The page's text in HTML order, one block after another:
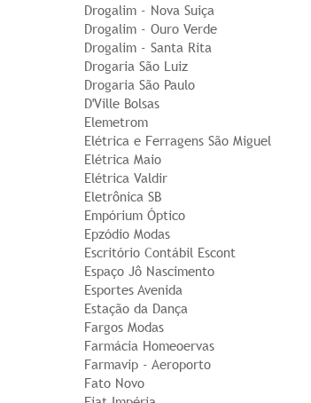
Drogalim - Nova Suiça
Drogalim - Ouro Verde
Drogalim - Santa Rita
Drogaria São Luiz
Drogaria São Paulo
D'Ville Bolsas
Elemetrom
Elétrica e Ferragens São Miguel
Elétrica Maio
Elétrica Valdir
Eletrônica SB
Empórium Óptico
Epzódio Modas
Escritório Contábil Escont
Espaço Jô Nascimento
Esportes Avenida
Estação da Dança
Fargos Modas
Farmácia Homeoervas
Farmavip - Aeroporto
Fato Novo